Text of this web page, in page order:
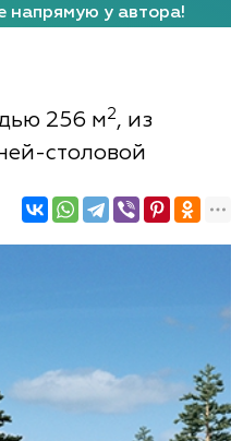
напрямую у автора!
256 м2, из
столовой